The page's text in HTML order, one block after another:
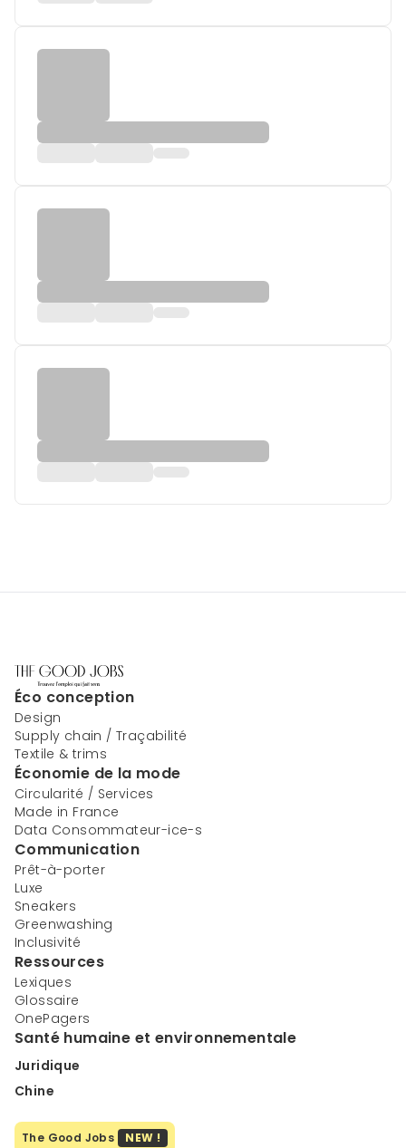
Éco conception
Design
Supply chain / Traçabilité
Textile & trims
Économie de la mode
Circularité / Services
Made in France
Data Consommateur-ice-s
Communication
Prêt-à-porter
Luxe
Sneakers
Greenwashing
Inclusivité
Ressources
Lexiques
Glossaire
OnePagers
Santé humaine et environnementale
Juridique
Chine
The Good Jobs NEW !